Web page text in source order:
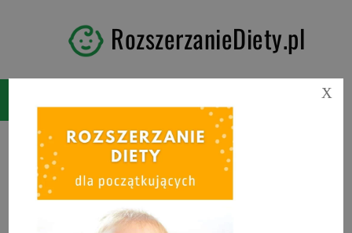
RozszerzanieDiety.pl
Tag:co można pić podczas
karmienia piersią
X